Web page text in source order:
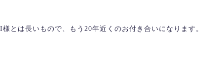
I様とは長いもので、もう20年近くのお付き合いになります。